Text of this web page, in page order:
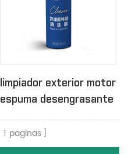
limpiador exterior motor
espuma desengrasante
1 paginas